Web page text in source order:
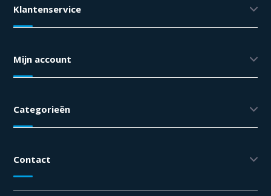
Klantenservice
Mijn account
Categorieën
Contact